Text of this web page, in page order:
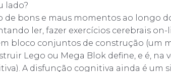
lado?
de bons e maus momentos ao longo
ler, fazer exercícios cerebrais on-
bloco conjuntos de construção (um
Lego ou Mega Blok define, e é, na
A disfunção cognitiva ainda é um